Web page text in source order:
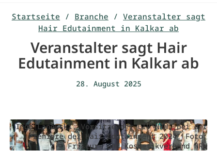
Startseite / Branche / Veranstalter sagt
Hair Edutainment in Kalkar ab
Veranstalter sagt Hair
Edutainment in Kalkar ab
28. August 2025
Ingo Lanowski, Vorsitzender LIV NRW, bei der
Premiere der Hair Edutainment 2024. Foto:
Friseur- und Kosmetikverband NRW